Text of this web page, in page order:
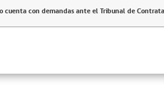
cuenta con demandas ante el Tribunal de